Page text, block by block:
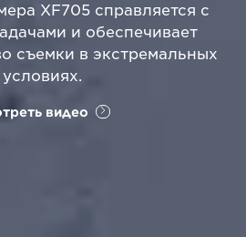
XF705 справляется с
и обеспечивает
съемки в экстремальных
условиях.
видео